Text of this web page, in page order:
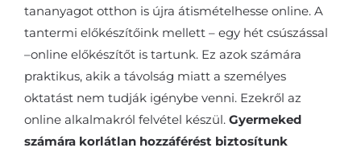
tananyagot otthon is újra átismételhesse online. A
tantermi előkészítőink mellett – egy hét csúszással
–online előkészítőt is tartunk. Ez azok számára
praktikus, akik a távolság miatt a személyes
oktatást nem tudják igénybe venni. Ezekről az
online alkalmakról felvétel készül. Gyermeked
számára korlátlan hozzáférést biztosítunk